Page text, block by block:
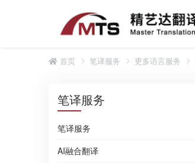
首页 笔译服务 更多语言服务
笔译服务
笔译服务
AI融合翻译